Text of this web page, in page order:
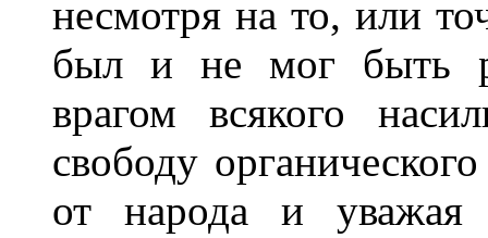
несмотря на то, или
был и не мог быть
врагом всякого
свободу
от народа и уважая